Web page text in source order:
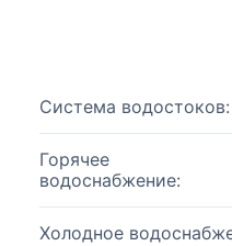
Система водостоков:
Горячее
водоснабжение:
Холодное